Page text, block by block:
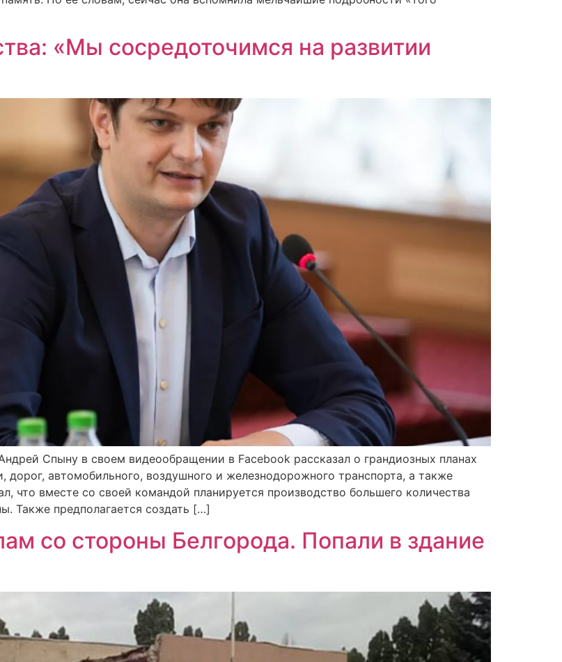
«Мы сосредоточимся на развитии
Спыну в своем видеообращении в Facebook рассказал о грандиозных планах
автомобильного, воздушного и железнодорожного транспорта, а также
что вместе со своей командой планируется производство большего количества
Также предполагается создать […]
со стороны Белгорода. Попали в здание